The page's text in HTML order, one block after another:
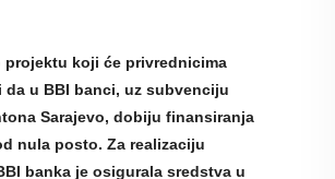
projektu koji će privrednicima
da u BBI banci, uz subvenciju
Sarajevo, dobiju finansiranja
nula posto. Za realizaciju
banka je osigurala sredstva u